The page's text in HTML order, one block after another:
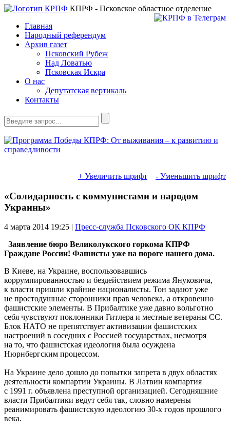
КПРФ - Псковское областное отделение
Главная
Народный референдум
Архив газет
Псковский Рубеж
Над Ловатью
Псковская Искра
О нас
Депутатская вертикаль
Контакты
+ Увеличить шрифт - Уменьшить шрифт
«Солидарность с коммунистами и народом
Украины»
4 марта 2014 19:25 | Пресс-служба Псковского ОК КПРФ
Заявление бюро Великолукского горкома КПРФ
Граждане России! Фашисты уже на пороге нашего дома.
В Киеве, на Украине, воспользовавшись
коррумпированностью и бездействием режима Януковича,
к власти пришли крайние националисты. Тон задают уже
не простодушные сторонники прав человека, а откровенно
фашистские элементы. В Прибалтике уже давно вольготно
себя чувствуют поклонники Гитлера и местные ветераны СС.
Блок НАТО не препятствует активизации фашистских
настроений в соседних с Россией государствах, несмотря
на то, что фашистская идеология была осуждена
Нюрнбергским процессом.
На Украине дело дошло до попытки запрета в двух областях
деятельности компартии Украины. В Латвии компартия
с 1991 г. объявлена преступной организацией. Сегодняшние
власти Прибалтики ведут себя так, словно намерены
реанимировать фашистскую идеологию 30-х годов прошлого
века.